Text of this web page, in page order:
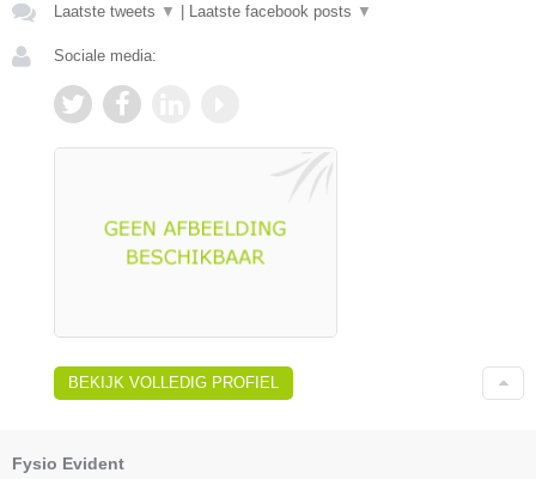
Laatste tweets ▼ Laatste facebook posts ▼
Sociale media:
BEKIJK VOLLEDIG PROFIEL
Fysio Evident